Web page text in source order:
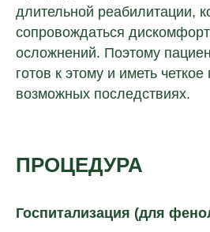
длительной реабилитации,
сопровождаться
осложнений. Поэтому
готов к этому и иметь
возможных последствиях.
ПРОЦЕДУРА
Госпитализация (для
Остались
Наш специалист свяжется с
и подробно расскажет, как